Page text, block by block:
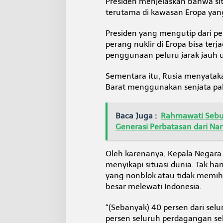
terutama di kawasan Eropa
Presiden yang mengutip dari
perang nuklir di Eropa bisa
penggunaan peluru jarak jauh
Sementara itu, Rusia
Barat menggunakan senjata
Baca Juga : Rahmawati
Generasi Perbatasan dari
Oleh karenanya, Kepala
menyikapi situasi dunia. Tak
yang nonblok atau tidak
besar melewati Indonesia.
“(Sebanyak) 40 persen dari
persen seluruh perdagangan